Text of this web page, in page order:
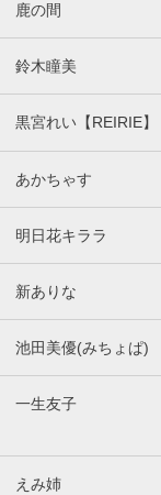
鹿の間
鈴木瞳美
黒宮れい【REIRIE】
あかちゃす
明日花キララ
新ありな
池田美優(みちょぱ)
一生友子
えみ姉